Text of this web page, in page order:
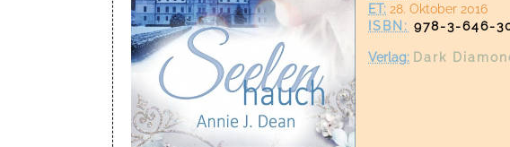
ET: 28. Oktober 2016
ISBN: 978-3-646-
Verlag: Dark